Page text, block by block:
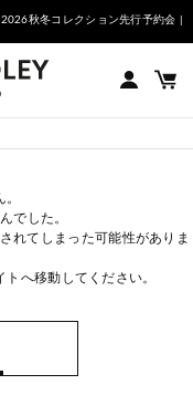
PRE ORDER｜2026秋
でした。
れてしまった可能性がありま
へ移動してください。